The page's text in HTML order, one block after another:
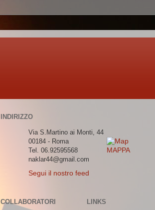
INDIRIZZO
Via S.Martino ai Monti, 44
00184 - Roma
Tel. 06.92595568
naklar44@gmail.com
MAPPA
Segui il nostro feed
COLLABORATORI
LINKS